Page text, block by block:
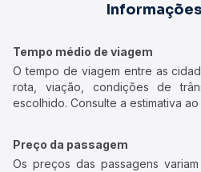
Tempo médio de viagem
O tempo de viagem entre as
rota, viação, condições de
escolhido. Consulte a estimativa
Preço da passagem
Os preços das passagens